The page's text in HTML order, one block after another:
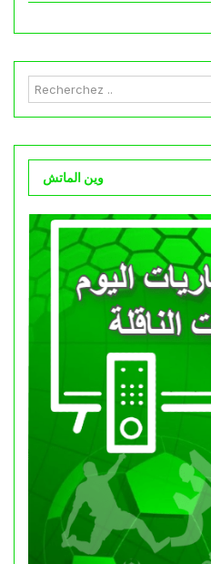
وين الماتش